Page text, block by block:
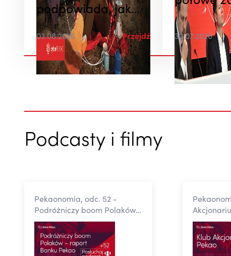
podpowiada, jak
nie dać się oszukać
podczas wakacji
03.08.2026 Przejdź 30.07.2026
Podcasty i filmy
Pekaonomia, odc. 52 -
Podróżniczy boom Polaków -
raport Banku Pekao